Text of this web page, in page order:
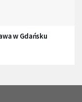
w Gdańsku